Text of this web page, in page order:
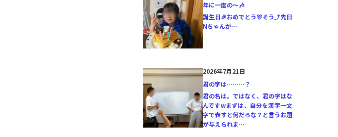
年に一度の〜🎶
誕生日🎉おめでとう🎊そう⤴️先日
Nちゃんが…
2026年7月21日
君の字は………？
君の名は。ではなく、君の字はな
んですwまずは、自分を漢字一文
字で表すと何だろな？と言うお題
が与えられま…